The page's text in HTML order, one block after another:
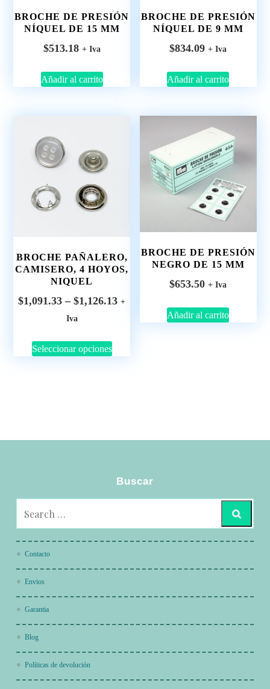
BROCHE DE PRESIÓN
NÍQUEL DE 15 MM
$513.18 + Iva
Añadir al carrito
BROCHE DE PRESIÓN
NÍQUEL DE 9 MM
$834.09 + Iva
Añadir al carrito
BROCHE PAÑALERO,
CAMISERO, 4 HOYOS,
NIQUEL
$1,091.33 – $1,126.13 +
Iva
Seleccionar opciones
BROCHE DE PRESIÓN
NEGRO DE 15 MM
$653.50 + Iva
Añadir al carrito
Buscar
Contacto
Envios
Garantia
Blog
Políticas de devolución